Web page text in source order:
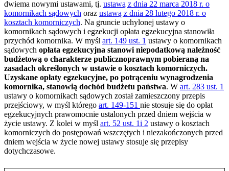
dwiema nowymi ustawami, tj. ustawą z dnia 22 marca 2018 r. o
komornikach sądowych oraz ustawą z dnia 28 lutego 2018 r. o
kosztach komorniczych. Na gruncie uchylonej ustawy o
komornikach sądowych i egzekucji opłata egzekucyjna stanowiła
przychód komornika. W myśl art. 149 ust. 1 ustawy o komornikach
sądowych opłata egzekucyjna stanowi niepodatkową należność
budżetową o charakterze publicznoprawnym pobieraną na
zasadach określonych w ustawie o kosztach komorniczych.
Uzyskane opłaty egzekucyjne, po potrąceniu wynagrodzenia
komornika, stanowią dochód budżetu państwa. W art. 283 ust. 1
ustawy o komornikach sądowych został zamieszczony przepis
przejściowy, w myśl którego art. 149-151 nie stosuje się do opłat
egzekucyjnych prawomocnie ustalonych przed dniem wejścia w
życie ustawy. Z kolei w myśl art. 52 ust. 1i 2 ustawy o kosztach
komorniczych do postępowań wszczętych i niezakończonych przed
dniem wejścia w życie nowej ustawy stosuje się przepisy
dotychczasowe.